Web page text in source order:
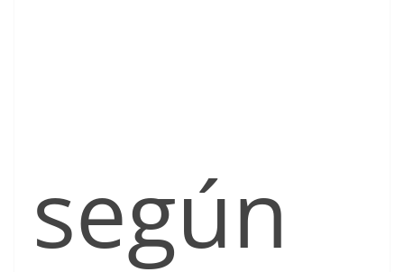
según